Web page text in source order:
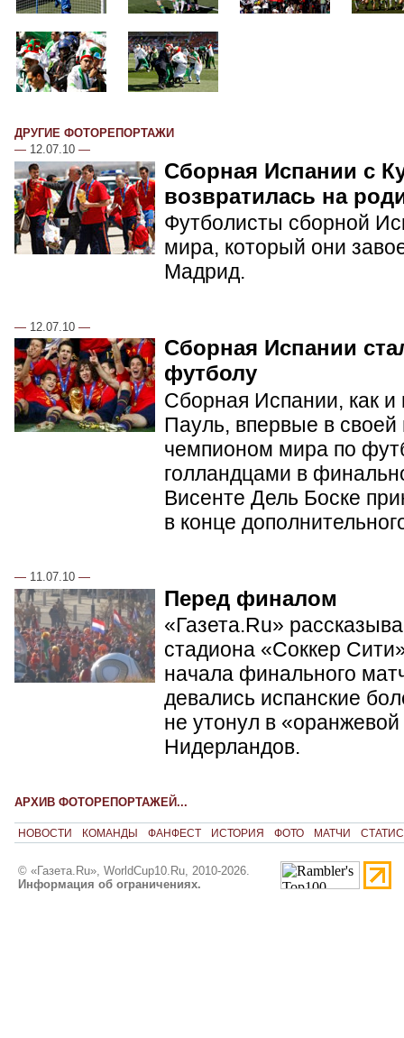
ДРУГИЕ ФОТОРЕПОРТАЖИ
— 12.07.10 —
Сборная Испании с
возвратилась на
Футболисты сборной
мира, который они
Мадрид.
— 12.07.10 —
Сборная Испании
футболу
Сборная Испании, как и
Пауль, впервые в своей
чемпионом мира по
голландцами в
Висенте Дель Боске
в конце
— 11.07.10 —
Перед финалом
«Газета.Ru»
стадиона «Соккер
начала финального
девались испанские
не утонул в
Нидерландов.
АРХИВ ФОТОРЕПОРТАЖЕЙ...
НОВОСТИ КОМАНДЫ ФАНФЕСТ ИСТОРИЯ ФОТО МАТЧИ
© «Газета.Ru», WorldCup10.Ru, 2010-2026.
Информация об ограничениях.